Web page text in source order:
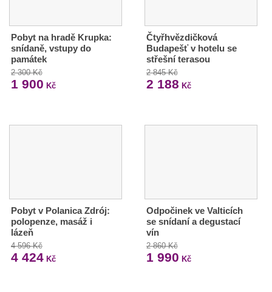
Pobyt na hradě Krupka:
snídaně, vstupy do
památek
2 300 Kč
1 900 Kč
Čtyřhvězdičková
Budapešť v hotelu se
střešní terasou
2 845 Kč
2 188 Kč
Pobyt v Polanica Zdrój:
polopenze, masáž i
lázeň
4 596 Kč
4 424 Kč
Odpočinek ve Valticích
se snídaní a degustací
vín
2 860 Kč
1 990 Kč